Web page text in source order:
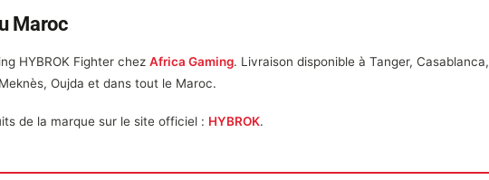
Maroc
HYBROK Fighter chez Africa Gaming. Livraison disponible à Tanger, Casablanca,
Oujda et dans tout le Maroc.
de la marque sur le site officiel : HYBROK.